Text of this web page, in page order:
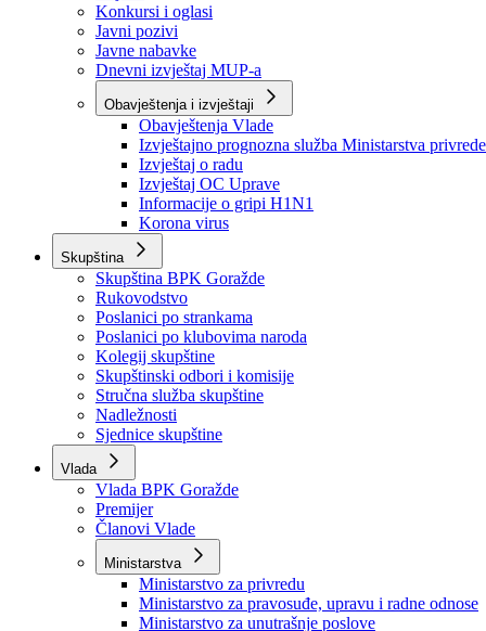
Sve vijesti
Izdvojeno
Najave
Konkursi i oglasi
Javni pozivi
Javne nabavke
Dnevni izvještaj MUP-a
Obavještenja i izvještaji
Obavještenja Vlade
Izvještajno prognozna služba Ministarstva privrede
Izvještaj o radu
Izvještaj OC Uprave
Informacije o gripi H1N1
Korona virus
Skupština
Skupština BPK Goražde
Rukovodstvo
Poslanici po strankama
Poslanici po klubovima naroda
Kolegij skupštine
Skupštinski odbori i komisije
Stručna služba skupštine
Nadležnosti
Sjednice skupštine
Vlada
Vlada BPK Goražde
Premijer
Članovi Vlade
Ministarstva